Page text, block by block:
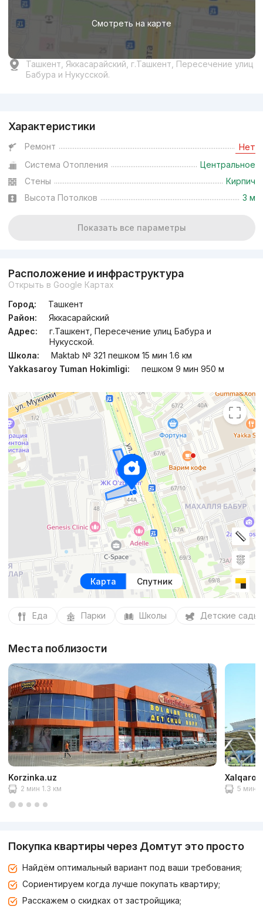
Смотреть на карте
Ташкент, Яккасарайский, г.Ташкент, Пересечение улиц
Бабура и Нукусской.
Характеристики
Ремонт Нет
Система Отопления
Центральное
Стены
Кирпич
Высота Потолков
3 м
Показать все параметры
Расположение и инфраструктура
Открыть в Google Картах
Город:
Ташкент
Район:
Яккасарайский
Адрес:
г.Ташкент, Пересечение улиц Бабура и
Нукусской.
Школа:
Maktab № 321 пешком 15 мин 1.6 км
Yakkasaroy Tuman Hokimligi:
пешком 9 мин 950 м
Карта Спутник
Еда Парки Школы Детские сады
Места поблизости
Korzinka.uz
2 мин 1.3 км
Xalqaro
5 мин
Покупка квартиры через Домтут это просто
Найдём оптимальный вариант под ваши требования;
Сориентируем когда лучше покупать квартиру;
Расскажем о скидках от застройщика;